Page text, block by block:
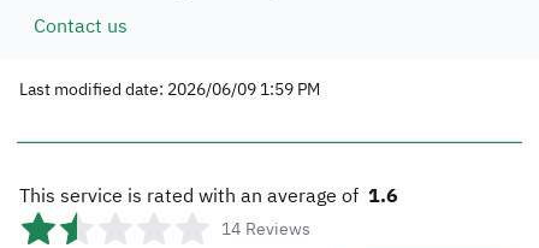
Contact us
Last modified date: 2026/06/09 1:59 PM
This service is rated with an average of 1.6
14 Reviews